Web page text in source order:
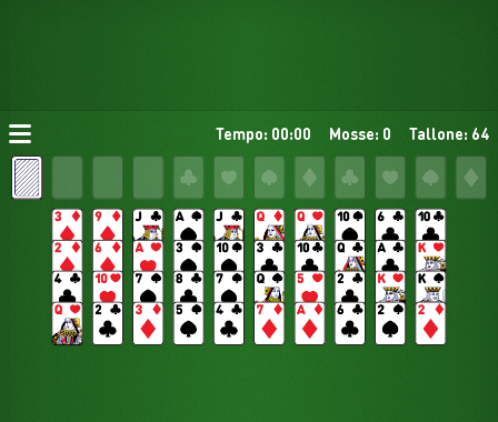
Tempo: 00:00 Mosse: 0 Tallone: 64